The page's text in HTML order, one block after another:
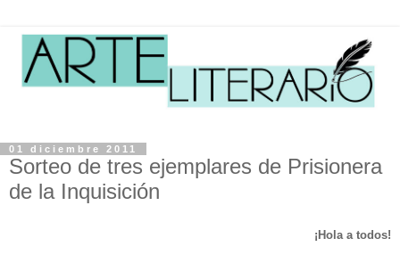
01 diciembre 2011
Sorteo de tres ejemplares de Prisionera
de la Inquisición
¡Hola a todos!